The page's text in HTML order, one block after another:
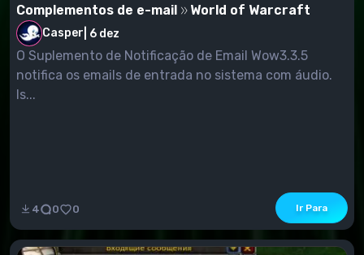
Complementos de e-mail
World of Warcraft
Casper 6 dez
O Suplemento de Notificação de Email Wow3.3.5
notifica os emails de entrada no sistema com áudio.
Is...
4 0 0 Ir Para